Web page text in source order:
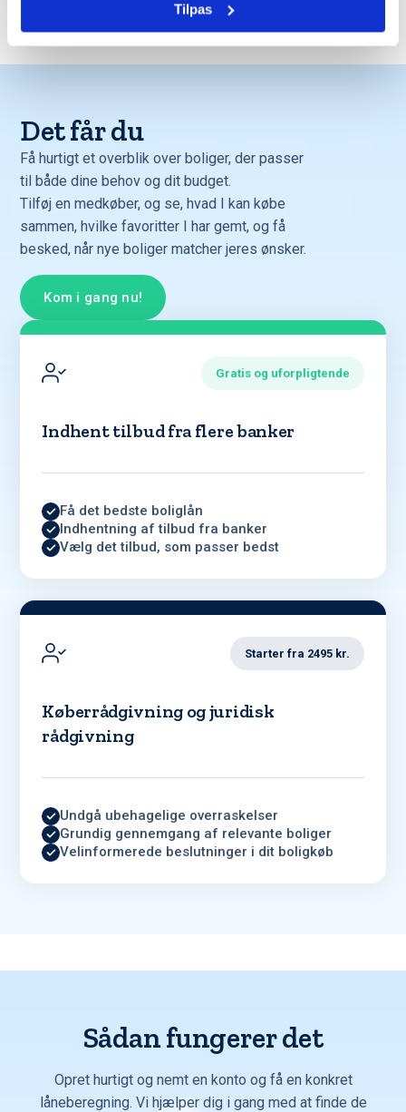
Tilpas
Det får du
Få hurtigt et overblik over boliger, der passer
til både dine behov og dit budget.
Tilføj en medkøber, og se, hvad I kan købe
sammen, hvilke favoritter I har gemt, og få
besked, når nye boliger matcher jeres ønsker.
Kom i gang nu!
Gratis og uforpligtende
Indhent tilbud fra flere banker
Få det bedste boliglån
Indhentning af tilbud fra banker
Vælg det tilbud, som passer bedst
Starter fra 2495 kr.
Køberrådgivning og juridisk
rådgivning
Undgå ubehagelige overraskelser
Grundig gennemgang af relevante boliger
Velinformerede beslutninger i dit boligkøb
Sådan fungerer det
Opret hurtigt og nemt en konto og få en konkret
låneberegning. Vi hjælper dig i gang med at finde de